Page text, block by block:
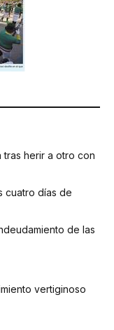
tras herir a otro con
cuatro días de
de las
vertiginoso